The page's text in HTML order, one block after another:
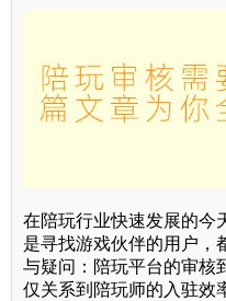
在陪玩行业快速发展的今
是寻找游戏伙伴的用户，
与疑问：陪玩平台的审核
仅关系到陪玩师的入驻效